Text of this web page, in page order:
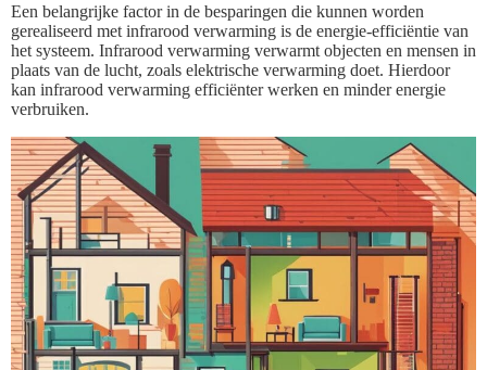
Een belangrijke factor in de besparingen die kunnen worden
gerealiseerd met infrarood verwarming is de energie-efficiëntie van
het systeem. Infrarood verwarming verwarmt objecten en mensen in
plaats van de lucht, zoals elektrische verwarming doet. Hierdoor
kan infrarood verwarming efficiënter werken en minder energie
verbruiken.